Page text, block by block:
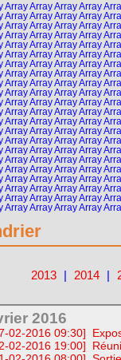
Array Array Array Array
Array Array Array Array
Array Array Array Array
Array Array Array Array
Array Array Array Array
Array Array Array Array
Array Array Array Array
Array Array Array Array
Array Array Array Array
Array Array Array Array
Array Array Array Array
Array Array Array Array
Array Array Array Array
Array Array Array Array
Array Array Array Array
Array Array Array Array
Array Array Array Array
Array Array Array Array
Array Array Array Array
Array Array Array Array
Array Array Array Array
Array Array Array Array
2013 | 2014 |
2016
02-2016 09:30]
02-2016 19:00]